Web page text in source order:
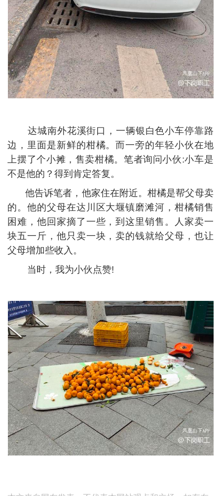
达城南外花溪街口，一辆银白色小车停靠路
边，里面是新鲜的柑橘。而一旁的年轻小伙在地
上摆了个小摊，售卖柑橘。笔者询问小伙:小车是
不是他的？得到肯定答复。
他告诉笔者，他家住在附近。柑橘是帮父母卖
的。他的父母在达川区大堰镇磨滩河，柑橘销售
困难，他回家摘了一些，到这里销售。人家卖一
块五一斤，他只卖一块，卖的钱就给父母，也让
父母增加些收入。
当时，我为小伙点赞!